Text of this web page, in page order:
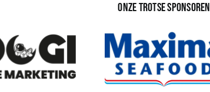
Onze trotse sponsoren